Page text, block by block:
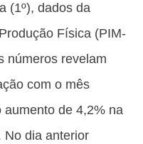
(1º), dados da
Física (PIM-
números revelam
com o mês
aumento de 4,2% na
No dia anterior